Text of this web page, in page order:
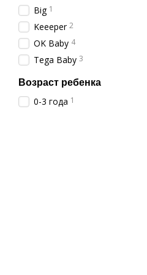
Big 1
Keeeper 2
OK Baby 4
Tega Baby 3
Возраст ребенка
0-3 года 1